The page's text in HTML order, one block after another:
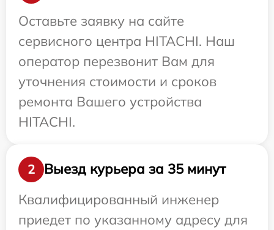
Оставьте заявку на сайте
сервисного центра HITACHI. Наш
оператор перезвонит Вам для
уточнения стоимости и сроков
ремонта Вашего устройства
HITACHI.
2
Выезд курьера за 35 минут
Квалифицированный инженер
приедет по указанному адресу для